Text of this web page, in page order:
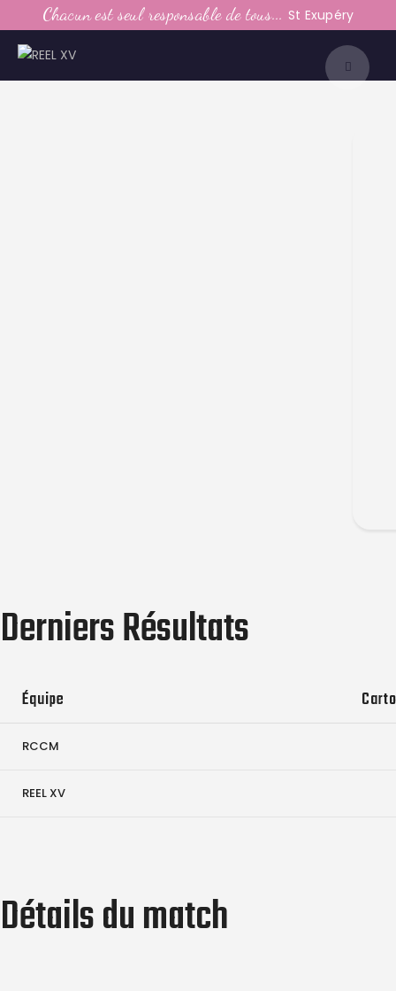
Chacun est seul responsable de tous... St Exupéry
LE CLUB
LA VIE DU CLUB
CATEGORIES
Derniers Résultats
Équipe
RCCM
REEL XV
Détails du match